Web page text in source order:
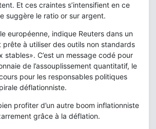
Et ces craintes s’intensifient en ce
suggère le ratio or sur argent.
européenne, indique Reuters dans un
prête à utiliser des outils non standards
stables». C’est un message codé pour
de l’assouplissement quantitatif, le
pour les responsables politiques
déflationniste.
profiter d’un autre boom inflationniste
grâce à la déflation.